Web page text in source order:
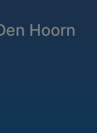
Hoorn